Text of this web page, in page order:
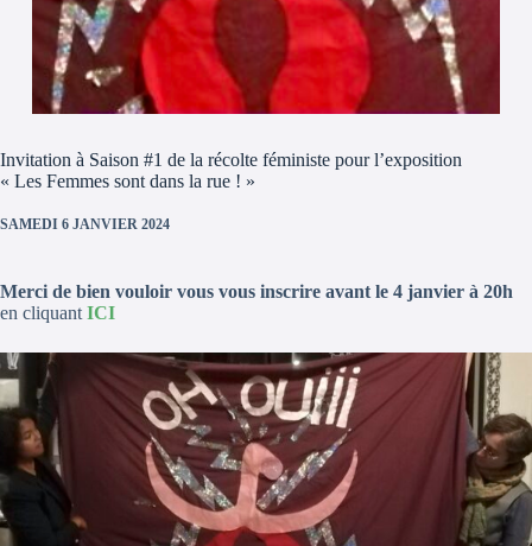
Invitation à Saison #1 de la récolte féministe pour l’exposition
« Les Femmes sont dans la rue ! »
SAMEDI 6 JANVIER 2024
Merci de bien vouloir vous vous inscrire avant le 4 janvier à 20h
en cliquant ICI